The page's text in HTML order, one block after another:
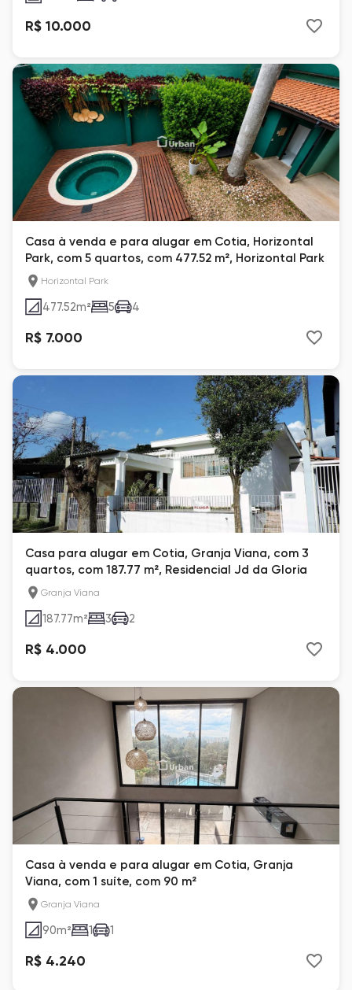
R$ 10.000
Casa à venda e para alugar em Cotia, Horizontal
Park, com 5 quartos, com 477.52 m², Horizontal Park
Horizontal Park
477.52m² 5 4
R$ 7.000
Casa para alugar em Cotia, Granja Viana, com 3
quartos, com 187.77 m², Residencial Jd da Gloria
Granja Viana
187.77m² 3 2
R$ 4.000
Casa à venda e para alugar em Cotia, Granja
Viana, com 1 suíte, com 90 m²
Granja Viana
90m² 1 1
R$ 4.240